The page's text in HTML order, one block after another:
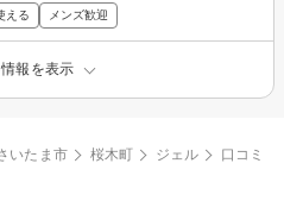
える メンズ歓迎
報を表示
いたま市 桜木町 ジェル
口コミ